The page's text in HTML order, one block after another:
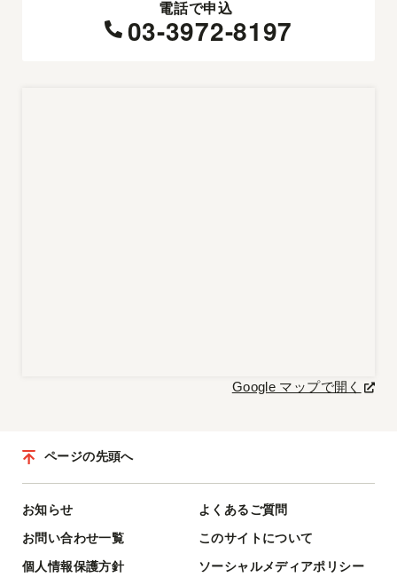
電話で申込
03-3972-8197
Google マップで開く
お知らせ
よくあるご質問
お問い合わせ一覧
このサイトについて
個人情報保護方針
ソーシャルメディアポリシー
ページの先頭へ